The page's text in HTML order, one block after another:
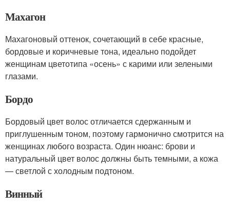
Махагон
Махагоновый оттенок, сочетающий в себе красные,
бордовые и коричневые тона, идеально подойдет
женщинам цветотипа «осень» с карими или зелеными
глазами.
Бордо
Бордовый цвет волос отличается сдержанным и
приглушенным тоном, поэтому гармонично смотрится на
женщинах любого возраста. Один нюанс: брови и
натуральный цвет волос должны быть темными, а кожа
— светлой с холодным подтоном.
Винный